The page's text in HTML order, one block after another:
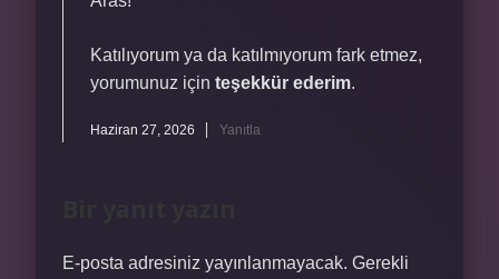
Katılıyorum ya da katılmıyorum fark etmez,
yorumunuz için teşekkür ederim.
Haziran 27, 2026 Yanıtla
E-posta adresiniz yayınlanmayacak. Gerekli